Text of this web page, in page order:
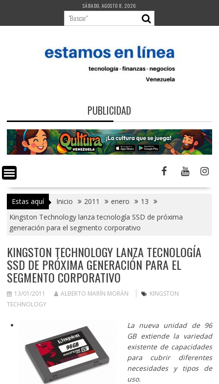
contenido
SÁBADO, AGOSTO 8, 2026
PUBLICIDAD
Estas aquí Inicio 2011 enero
13
Kingston Technology lanza tecnología SSD de próxima
generación para el segmento corporativo
KINGSTON TECHNOLOGY LANZA TECNOLOGÍA
SSD DE PRÓXIMA GENERACIÓN PARA EL
SEGMENTO CORPORATIVO
13/01/2011 ALBERTO MARÍN MORÁN
KINGSTON
TECHNOLOGY
La nueva unidad de 96
GB extiende la variedad
existente de capacidades
para cubrir diferentes
necesidades y tipos de
uso.